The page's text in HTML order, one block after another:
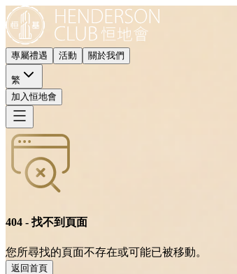
專屬禮遇 活動 關於我們
繁
加入恒地會
404 - 找不到頁面
您所尋找的頁面不存在或可能已被移動。
返回首頁